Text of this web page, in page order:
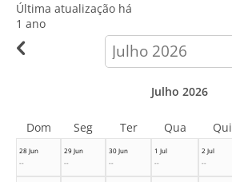
Última atualização há
1 ano
calendar-
month
28 Jun
--
29 Jun
--
30 Jun
--
1 Jul
--
2 Jul
--
Julho 2026
Dom Seg Ter Qua Qui